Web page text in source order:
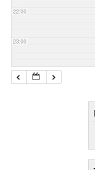
22:00
23:00